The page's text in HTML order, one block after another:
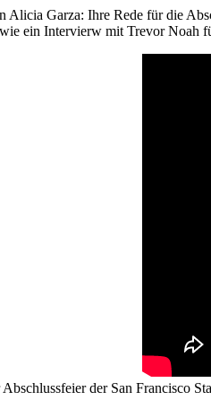
Alicia Garza: Ihre Rede für die
ein Intervierw mit Trevor Noah
der San Francisco